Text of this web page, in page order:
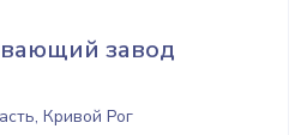
завод
Кривой Рог